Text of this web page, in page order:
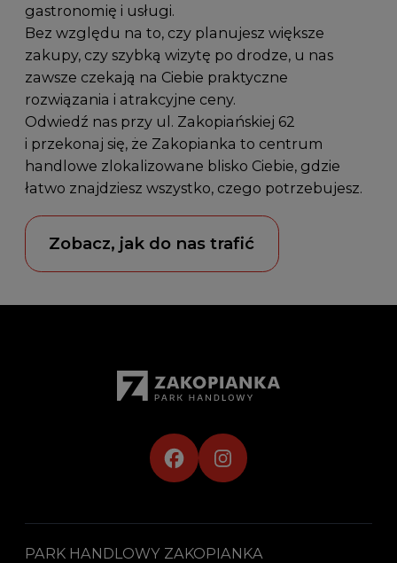
gastronomię i usługi.
Bez względu na to, czy planujesz większe
zakupy, czy szybką wizytę po drodze, u nas
zawsze czekają na Ciebie praktyczne
rozwiązania i atrakcyjne ceny.
Odwiedź nas przy ul. Zakopiańskiej 62
i przekonaj się, że Zakopianka to centrum
handlowe zlokalizowane blisko Ciebie, gdzie
łatwo znajdziesz wszystko, czego potrzebujesz.
Zobacz, jak do nas trafić
PARK HANDLOWY ZAKOPIANKA